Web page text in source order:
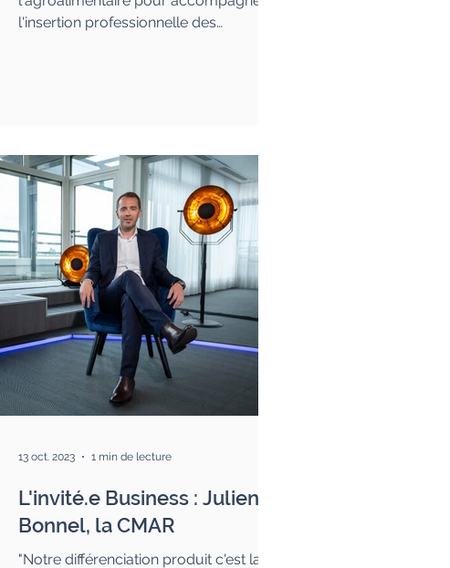
l'insertion professionnelle des
L'invité.e Business : Julien
Bonnel, la CMAR
"Notre différenciation produit c'est la
13 oct. 2023 1 min de lecture